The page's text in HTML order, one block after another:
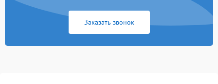
Заказать звонок